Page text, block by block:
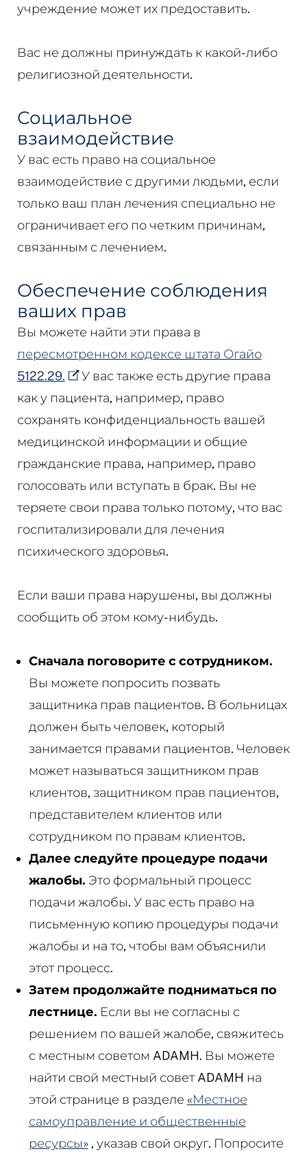
учреждение может их предоставить.
Вас не должны принуждать к какой-либо
религиозной деятельности.
Социальное
взаимодействие
У вас есть право на социальное
взаимодействие с другими людьми, если
только ваш план лечения специально не
ограничивает его по четким причинам,
связанным с лечением.
Обеспечение соблюдения
ваших прав
Вы можете найти эти права в
пересмотренном кодексе штата Огайо
5122.29.
У вас также есть другие права
как у пациента, например, право
сохранять конфиденциальность вашей
медицинской информации и общие
гражданские права, например, право
голосовать или вступать в брак. Вы не
теряете свои права только потому, что вас
госпитализировали для лечения
психического здоровья.
Если ваши права нарушены, вы должны
сообщить об этом кому-нибудь.
Сначала поговорите с сотрудником.
Вы можете попросить позвать
защитника прав пациентов. В больницах
должен быть человек, который
занимается правами пациентов. Человек
может называться защитником прав
клиентов, защитником прав пациентов,
представителем клиентов или
сотрудником по правам клиентов.
Далее следуйте процедуре подачи
жалобы. Это формальный процесс
подачи жалобы. У вас есть право на
письменную копию процедуры подачи
жалобы и на то, чтобы вам объяснили
этот процесс.
Затем продолжайте подниматься по
лестнице. Если вы не согласны с
решением по вашей жалобе, свяжитесь
с местным советом ADAMH. Вы можете
найти свой местный совет ADAMH на
этой странице в разделе «Местное
самоуправление и общественные
ресурсы», указав свой округ. Попросите